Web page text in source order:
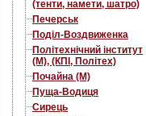
(тенти, намети, шатро)
Печерськ
Поділ-Воздвиженка
Політехнічний інститут
(М), (КПІ, Політех)
Почайна (М)
Пуща-Водиця
Сирець